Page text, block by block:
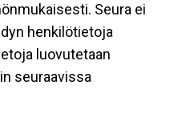
Seura ei
henkilötietoja
luovutetaan
seuraavissa